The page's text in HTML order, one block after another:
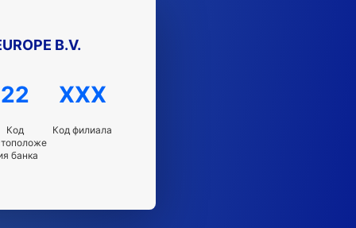
B.V.
22
Код
банка
XXX
Код филиала